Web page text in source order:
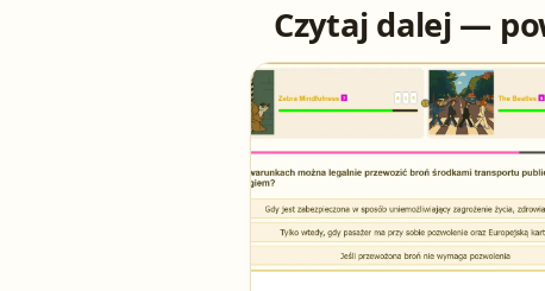
Czytaj dalej —